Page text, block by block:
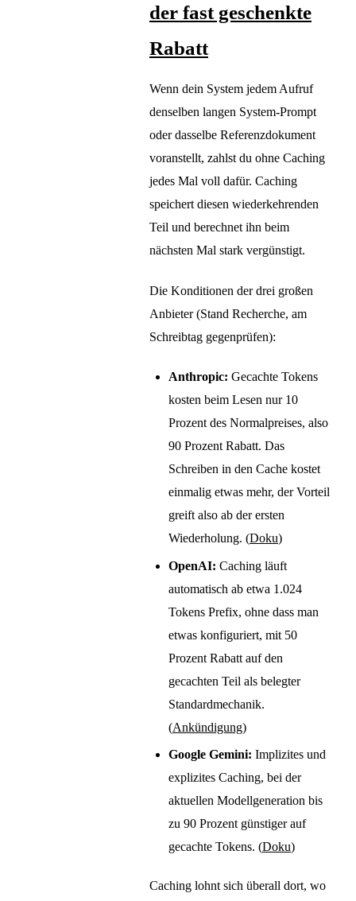
der fast geschenkte
Rabatt
Wenn dein System jedem Aufruf
denselben langen System-Prompt
oder dasselbe Referenzdokument
voranstellt, zahlst du ohne Caching
jedes Mal voll dafür. Caching
speichert diesen wiederkehrenden
Teil und berechnet ihn beim
nächsten Mal stark vergünstigt.
Die Konditionen der drei großen
Anbieter (Stand Recherche, am
Schreibtag gegenprüfen):
Anthropic: Gecachte Tokens
kosten beim Lesen nur 10
Prozent des Normalpreises, also
90 Prozent Rabatt. Das
Schreiben in den Cache kostet
einmalig etwas mehr, der Vorteil
greift also ab der ersten
Wiederholung. (Doku)
OpenAI: Caching läuft
automatisch ab etwa 1.024
Tokens Prefix, ohne dass man
etwas konfiguriert, mit 50
Prozent Rabatt auf den
gecachten Teil als belegter
Standardmechanik.
(Ankündigung)
Google Gemini: Implizites und
explizites Caching, bei der
aktuellen Modellgeneration bis
zu 90 Prozent günstiger auf
gecachte Tokens. (Doku)
Caching lohnt sich überall dort, wo